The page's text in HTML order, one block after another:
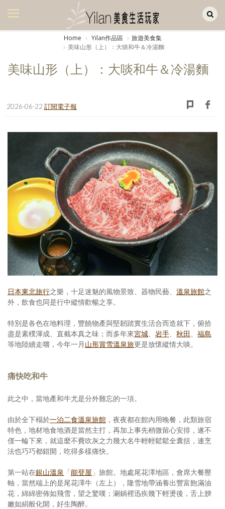
美食集
廚房集
旅遊美食集
生活風
餐桌週記
享樂隨手拍
照相簿
影音區
創意出版服務
歷史區
關於Yilan
個人著作
媒體報導一覽
合作與代言
訂閱電子報
Home Yilan作品區
旅遊美食集
美味山形（上）：大啖和牛＆冷湯麵
美味山形（上）：大啖和牛＆冷湯麵
2026-06-22 訂閱電子報
日本東北旅行之樂，十足迷魅的風物景致、器物民藝、 溫泉旅館之
外，飲食也同是行中縱情歡暢之享。
特別是各色在地料理，豐饒物產與堅韌踏實生活合而造就下，俯拾
盡是素樸渾成、直截本真之味；而多年來宮城 岩手 秋田
福島
等地陸續走嚐，今年一月 山形賞雪溫泉旅更是放懷縱情大啖。
痛快吃和牛
此之中，當地產和牛尤是分外難忘的一項。
由於全下榻於一泊二食溫泉旅館 ，夜夜都在館內用晚餐，此類旅宿
特色，地材地食地酒是當然主打，再加上事先稍微留心安排，遂不
僅一輪下來，就這麼不費吹灰之力幾大名牛輕輕鬆鬆全囊括，連烹
法也巧巧都錯開，吃得多樣痛快。
第一站在銀山溫泉 「能登屋 」旅館。地處尾花澤地區，會席大餐壓
軸，當然端上的是尾花澤牛（左上），隆雪地帶涵養出豐富飽滿油
花，綿綿密佈如飛雪，望之驚嘆；涮鍋裡迅疾幾下輕燙後，舌上腴
嫩如絹般化開，好生陶醉。